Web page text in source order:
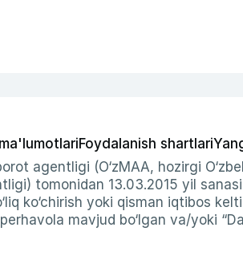
Foydalanish shartlari
agentligi (O‘zMAA, hozirgi
tomonidan 13.03.2015 yil
ko‘chirish yoki qisman iqtibos
mavjud bo‘lgan va/yoki